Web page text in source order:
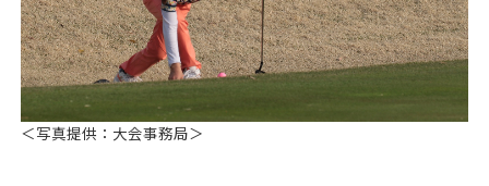
＜写真提供：大会事務局＞